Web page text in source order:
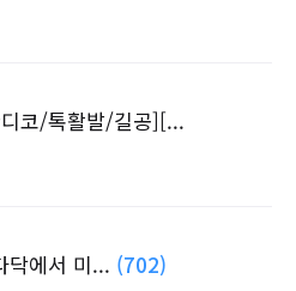
코/톡활발/길공][...
에서 미... (702)